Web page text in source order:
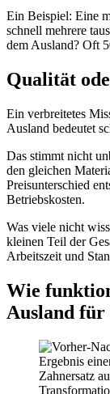
Ein Beispiel: Eine
schnell mehrere
dem Ausland? Oft
Qualität
Ein verbreitetes
Ausland bedeutet
Das stimmt nicht
den gleichen
Preisunterschied
Betriebskosten.
Was viele nicht
kleinen Teil der
Arbeitszeit und
Wie
Ausland für
Zahnersatz